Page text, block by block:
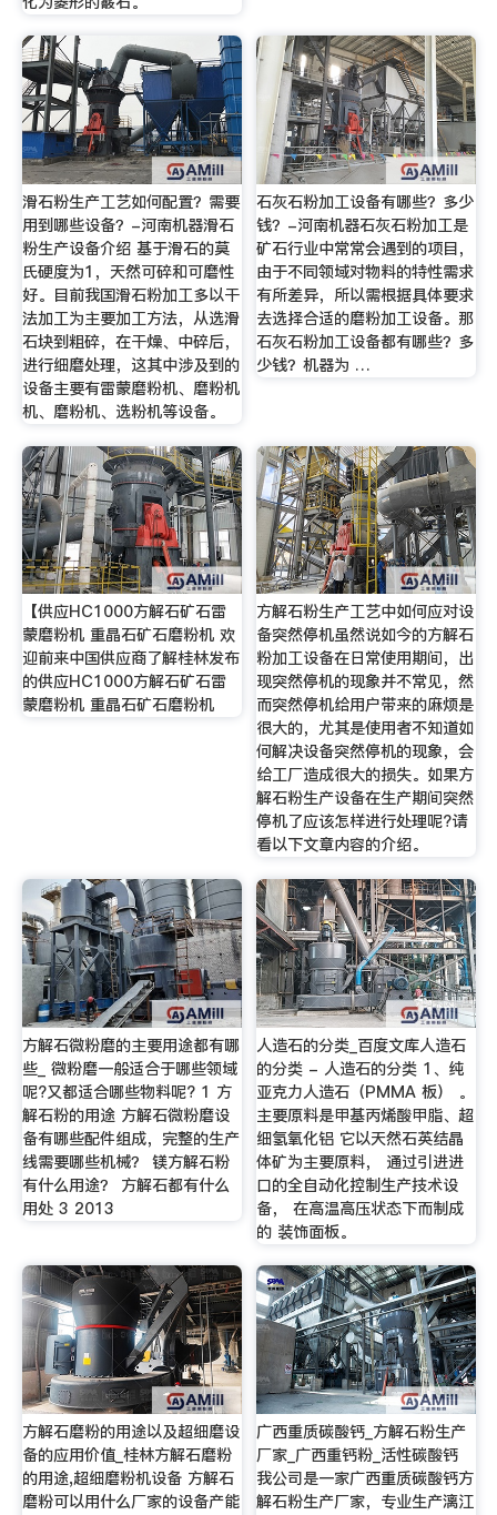
滑石粉生产工艺如何配置？需要
用到哪些设备？-河南机器滑石
粉生产设备介绍 基于滑石的莫
氏硬度为1，天然可碎和可磨性
好。目前我国滑石粉加工多以干
法加工为主要加工方法，从选滑
石块到粗碎，在干燥、中碎后，
进行细磨处理，这其中涉及到的
设备主要有雷蒙磨粉机、磨粉机
机、磨粉机、选粉机等设备。
石灰石粉加工设备有哪些？多少
钱？-河南机器石灰石粉加工是
矿石行业中常常会遇到的项目，
由于不同领域对物料的特性需求
有所差异，所以需根据具体要求
去选择合适的磨粉加工设备。那
石灰石粉加工设备都有哪些？多
少钱？机器为 …
【供应HC1000方解石矿石雷
蒙磨粉机 重晶石矿石磨粉机 欢
迎前来中国供应商了解桂林发布
的供应HC1000方解石矿石雷
蒙磨粉机 重晶石矿石磨粉机
方解石粉生产工艺中如何应对设
备突然停机虽然说如今的方解石
粉加工设备在日常使用期间，出
现突然停机的现象并不常见，然
而突然停机给用户带来的麻烦是
很大的，尤其是使用者不知道如
何解决设备突然停机的现象，会
给工厂造成很大的损失。如果方
解石粉生产设备在生产期间突然
停机了应该怎样进行处理呢?请
看以下文章内容的介绍。
方解石微粉磨的主要用途都有哪
些_ 微粉磨一般适合于哪些领域
呢?又都适合哪些物料呢? 1 方
解石粉的用途 方解石微粉磨设
备有哪些配件组成，完整的生产
线需要哪些机械？ 镁方解石粉
有什么用途？ 方解石都有什么
用处 3 2013
人造石的分类_百度文库人造石
的分类 - 人造石的分类 1、纯
亚克力人造石（PMMA 板） 。
主要原料是甲基丙烯酸甲脂、超
细氢氧化铝 它以天然石英结晶
体矿为主要原料， 通过引进进
口的全自动化控制生产技术设
备， 在高温高压状态下而制成
的 装饰面板。
方解石磨粉的用途以及超细磨设
备的应用价值_桂林方解石磨粉
的用途,超细磨粉机设备 方解石
磨粉可以用什么厂家的设备产能
广西重质碳酸钙_方解石粉生产
厂家_广西重钙粉_活性碳酸钙
我公司是一家广西重质碳酸钙方
解石粉生产厂家，专业生产漓江